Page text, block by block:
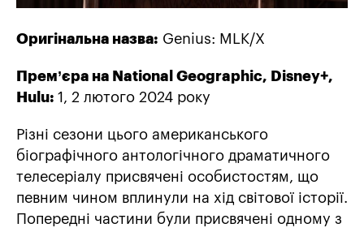
Оригінальна назва: Genius: MLK/X
Прем’єра на National Geographic, Disney+,
Hulu: 1, 2 лютого 2024 року
Різні сезони цього американського
біографічного антологічного драматичного
телесеріалу присвячені особистостям, що
певним чином вплинули на хід світової історії.
Попередні частини були присвячені одному з